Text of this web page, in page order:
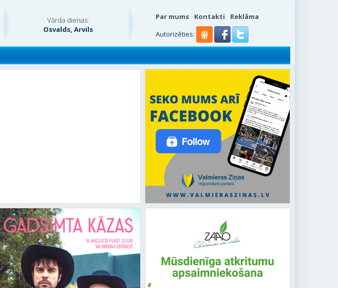
Vārda dienas:
Osvalds, Arvils
Par mums Kontakti
Reklāma
Autorizēties: